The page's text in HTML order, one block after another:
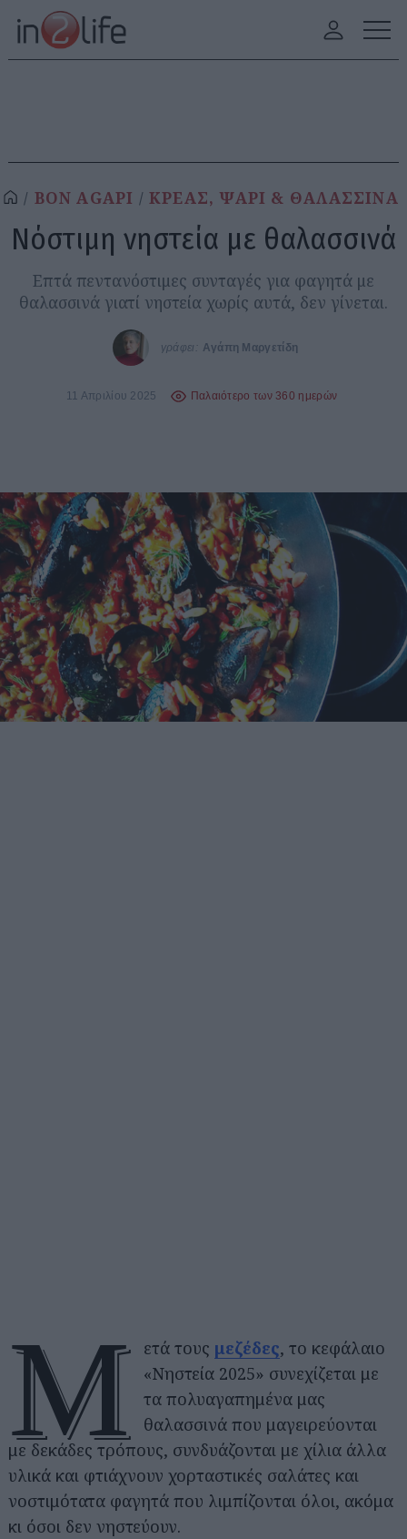
BON AGAPI ΚΡΕΑΣ, ΨΑΡΙ & ΘΑΛΑΣΣΙΝΑ
Νόστιμη νηστεία με θαλασσινά
Επτά πεντανόστιμες συνταγές για φαγητά με
θαλασσινά γιατί νηστεία χωρίς αυτά, δεν γίνεται.
γράφει: Αγάπη Μαργετίδη
11 Απριλίου 2025 Παλαιότερο των 360 ημερών
Μ ετά τους μεζέδες, το κεφάλαιο
«Νηστεία 2025» συνεχίζεται με
τα πολυαγαπημένα μας
θαλασσινά που μαγειρεύονται
με δεκάδες τρόπους, συνδυάζονται με χίλια άλλα
υλικά και φτιάχνουν χορταστικές σαλάτες και
νοστιμότατα φαγητά που λιμπίζονται όλοι, ακόμα
κι όσοι δεν νηστεύουν.